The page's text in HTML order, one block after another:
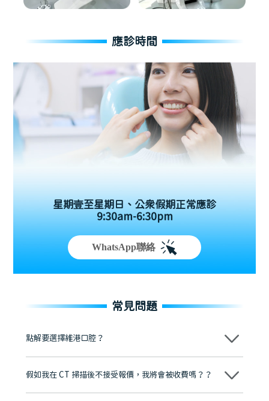
應診時間
星期壹至星期日、公眾假期正常應診
9:30am-6:30pm
WhatsApp聯絡
常見問題
點解要選擇維港口腔？
維港口腔踐行「醫道濟世」的大學校訓，各分院匯聚來自香港、內地的
牌」、「2025香港企業領袖品牌」，是諾貝爾種植系統全球放心植牙中
至今已服務超過三十個國家和地區的顧客，受到粵港澳大灣區及周邊城
假如我在 CT 掃描後不接受報價，我將會被收費嗎？？
不會！只要未開始實際服務之前，你不會被收取任何費用。